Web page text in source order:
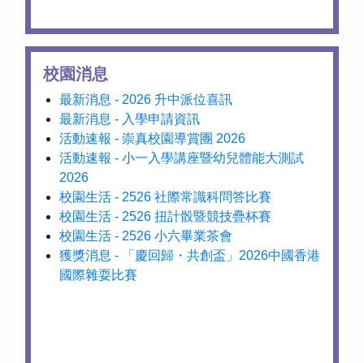
校園消息
最新消息 - 2026 升中派位喜訊
最新消息 - 入學申請資訊
活動速報 - 崇真校園導賞團 2026
活動速報 - 小一入學講座暨幼兒體能大測試
2026
校園生活 - 2526 社際常識科問答比賽
校園生活 - 2526 扭計骰暨競技疊杯賽
校園生活 - 2526 小六畢業茶會
獲獎消息 - 「慶回歸・共創盃」2026中國香港
國際雜耍比賽